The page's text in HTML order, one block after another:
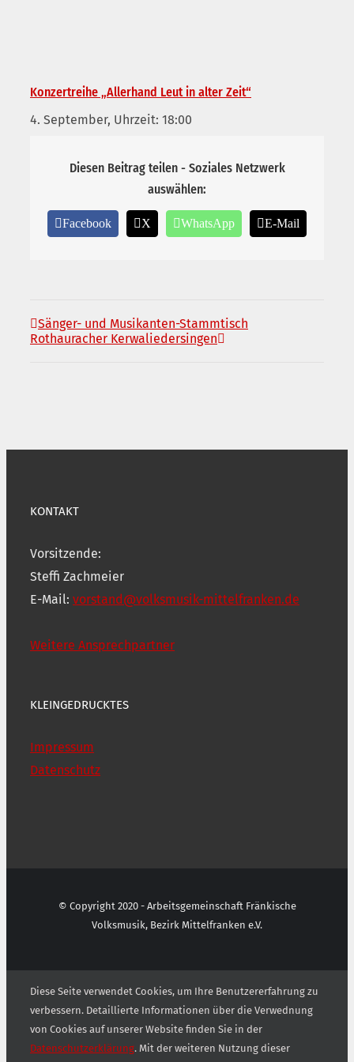
Konzertreihe „Allerhand Leut in alter Zeit“
4. September, Uhrzeit: 18:00
Diesen Beitrag teilen - Soziales Netzwerk
auswählen:
Facebook X WhatsApp E-Mail
Sänger- und Musikanten-Stammtisch
Rothauracher Kerwaliedersingen
KONTAKT
Vorsitzende:
Steffi Zachmeier
E-Mail: vorstand@volksmusik-mittelfranken.de
Weitere Ansprechpartner
KLEINGEDRUCKTES
Impressum
Datenschutz
© Copyright 2020 - Arbeitsgemeinschaft Fränkische
Volksmusik, Bezirk Mittelfranken e.V.
Diese Seite verwendet Cookies, um Ihre Benutzererfahrung zu
verbessern. Detaillierte Informationen über die Verwednung
von Cookies auf unserer Website finden Sie in der
Datenschutzerklärung. Mit der weiteren Nutzung dieser